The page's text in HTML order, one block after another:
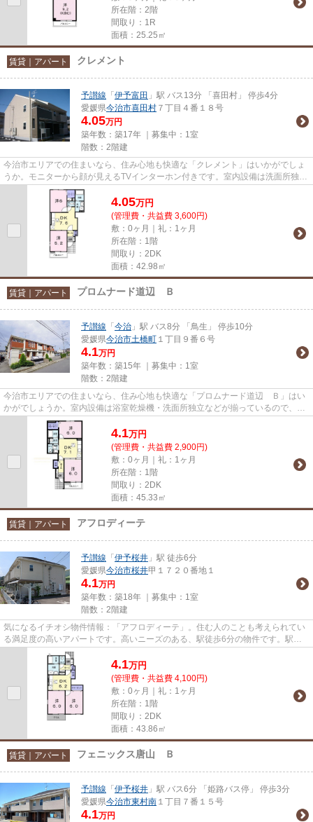
所在階：2階
間取り：1R
面積：25.25㎡
賃貸｜アパート クレメント
予讃線 「 伊予富田 」駅 バス13分 「喜田村」 停歩4分
愛媛県今治市喜田村 ７丁目４番１８号
4.05万円
築年数：築17年 ｜募集中： 1室
階数：2階建
今治市エリアでの住まいなら、住み心地も快適な「クレメント」はいかがでしょ
うか。モニターから顔が見えるTVインターホン付きです。室内設備は洗面所独
立・浴室乾燥機などが揃ってお...
4.05万円
(管理費・共益費 3,600円)
敷：0ヶ月｜礼：1ヶ月
所在階：1階
間取り：2DK
面積：42.98㎡
賃貸｜アパート プロムナード道辺 Ｂ
予讃線 「 今治 」駅 バス8分 「鳥生」 停歩10分
愛媛県今治市土橋町 １丁目９番６号
4.1万円
築年数：築15年 ｜募集中： 1室
階数：2階建
今治市エリアでの住まいなら、住み心地も快適な「プロムナード道辺 Ｂ」はい
かがでしょうか。室内設備は浴室乾燥機・洗面所独立などが揃っているので、快
適に過ごしやすいお部屋にな...
4.1万円
(管理費・共益費 2,900円)
敷：0ヶ月｜礼：1ヶ月
所在階：1階
間取り：2DK
面積：45.33㎡
賃貸｜アパート アフロディーテ
予讃線 「 伊予桜井 」駅 徒歩6分
愛媛県今治市桜井甲１７２０番地１
4.1万円
築年数：築18年 ｜募集中： 1室
階数：2階建
気になるイチオシ物件情報：「アフロディーテ」。住む人のことも考えられてい
る満足度の高いアパートです。高いニーズのある、駅徒歩6分の物件です。駅周
辺の物件をお探しの方には、伊...
4.1万円
(管理費・共益費 4,100円)
敷：0ヶ月｜礼：1ヶ月
所在階：1階
間取り：2DK
面積：43.86㎡
賃貸｜アパート フェニックス唐山 Ｂ
予讃線 「 伊予桜井 」駅 バス6分 「姫路バス停」 停歩3分
愛媛県今治市東村南 １丁目７番１５号
4.1万円